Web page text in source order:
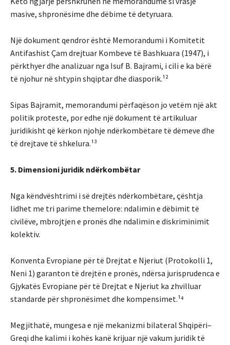
masive, shpronësime dhe dëbime të detyruara.
Një dokument qendror është Memorandumi i Komitetit
Antifashist Çam drejtuar Kombeve të Bashkuara (1947), i
përkthyer dhe analizuar nga Isuf B. Bajrami, i cili e ka bërë
të njohur në shtypin shqiptar dhe diasporik.¹²
Sipas Bajramit, memorandumi përfaqëson jo vetëm një akt
politik proteste, por edhe një dokument të artikuluar
juridikisht që kërkon njohje ndërkombëtare të dëmeve dhe
të drejtave të shkelura.¹³
5. Dimensioni juridik ndërkombëtar
Nga këndvështrimi i së drejtës ndërkombëtare, çështja
lidhet me tri parime themelore: ndalimin e dëbimit të
civilëve, mbrojtjen e pronës dhe ndalimin e diskriminimit
kolektiv.
Konventa Evropiane për të Drejtat e Njeriut (Protokolli 1,
Neni 1) garanton të drejtën e pronës, ndërsa jurisprudenca e
Gjykatës Evropiane për të Drejtat e Njeriut ka zhvilluar
standarde për shpronësimet dhe kompensimet.¹⁴
Megjithatë, mungesa e një mekanizmi bilateral Shqipëri–
Greqi dhe kalimi i kohës kanë krijuar një vakum juridik të